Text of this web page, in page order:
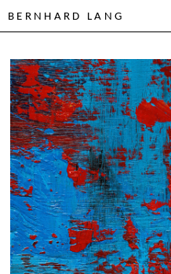
BERNHARD LANG